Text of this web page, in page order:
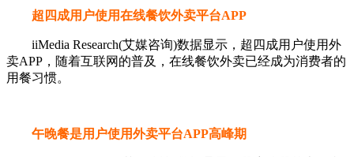
超四成用户使用在线餐饮外卖平台APP
iiMedia Research(艾媒咨询)数据显示，超四成用户使用外
卖APP，随着互联网的普及，在线餐饮外卖已经成为消费者的
用餐习惯。
午晚餐是用户使用外卖平台APP高峰期